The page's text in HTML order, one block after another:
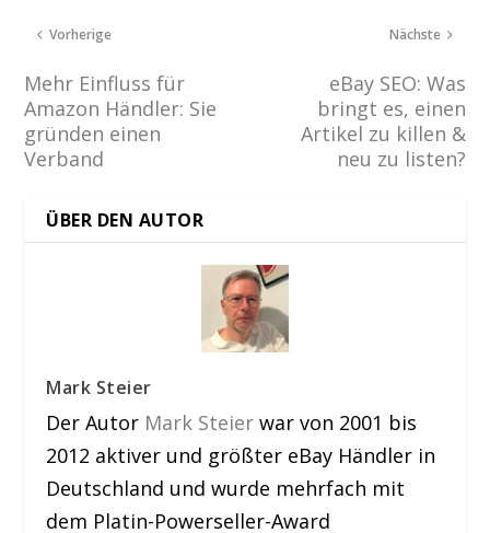
Vorherige
Mehr Einfluss für
Amazon Händler: Sie
gründen einen
Verband
Nächste
eBay SEO: Was
bringt es, einen
Artikel zu killen &
neu zu listen?
ÜBER DEN AUTOR
Mark Steier
Der Autor Mark Steier war von 2001 bis
2012 aktiver und größter eBay Händler in
Deutschland und wurde mehrfach mit
dem Platin-Powerseller-Award